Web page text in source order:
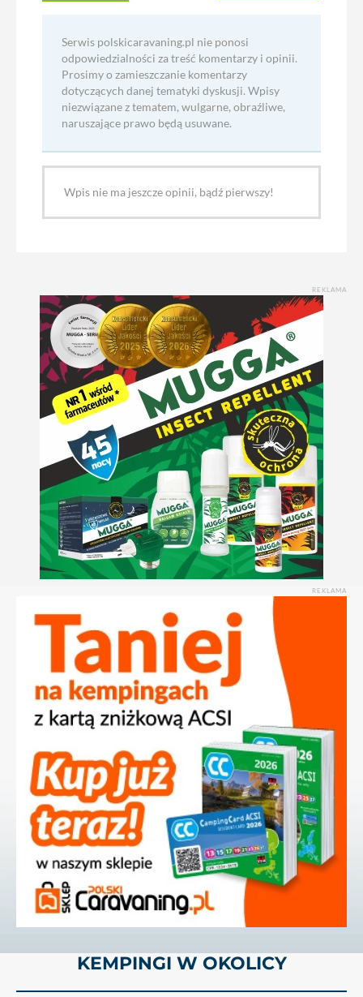
Serwis polskicaravaning.pl nie ponosi
odpowiedzialności za treść komentarzy i opinii.
Prosimy o zamieszczanie komentarzy
dotyczących danej tematyki dyskusji. Wpisy
niezwiązane z tematem, wulgarne, obraźliwe,
naruszające prawo będą usuwane.
Wpis nie ma jeszcze opinii, bądź pierwszy!
REKLAMA
REKLAMA
KEMPINGI W OKOLICY